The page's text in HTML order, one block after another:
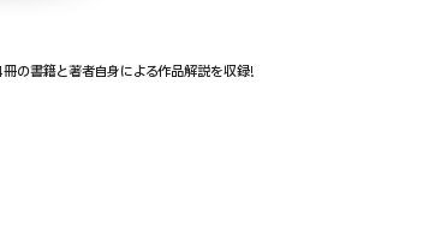
の書籍と著者自身による作品解説を収録!